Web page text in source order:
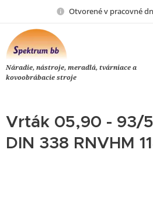
Otvorené v pracovné
Náradie, nástroje, meradlá, tvárniace a
kovoobrábacie stroje
Vrták 05,90 - 93/
DIN 338 RNVHM